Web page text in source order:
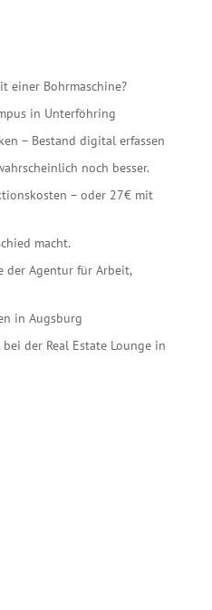
einer Bohrmaschine?
in Unterföhring
– Bestand digital erfassen
noch besser.
– oder 27€ mit
macht.
der Agentur für Arbeit,
in Augsburg
der Real Estate Lounge in